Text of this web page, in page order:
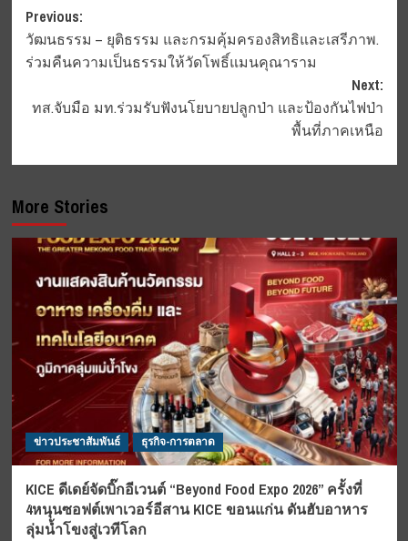
Post
navigation
Previous:
วัฒนธรรม – ยุติธรรม และกรมคุ้มครองสิทธิและเสรีภาพ.
ร่วมคืนความเป็นธรรมให้วัดโพธิ์แมนคุณาราม
Next:
ทส.จับมือ มท.ร่วมรับฟังนโยบายปลูกป่า และป้องกันไฟป่า
พื้นที่ภาคเหนือ
More Stories
ข่าวประชาสัมพันธ์ ธุรกิจ-การตลาด
KICE ดีเดย์จัดบิ๊กอีเวนต์ “Beyond Food Expo 2026” ครั้งที่
4หนุนซอฟต์เพาเวอร์อีสาน KICE ขอนแก่น ดันฮับอาหาร
ลุ่มน้ำโขงสู่เวทีโลก